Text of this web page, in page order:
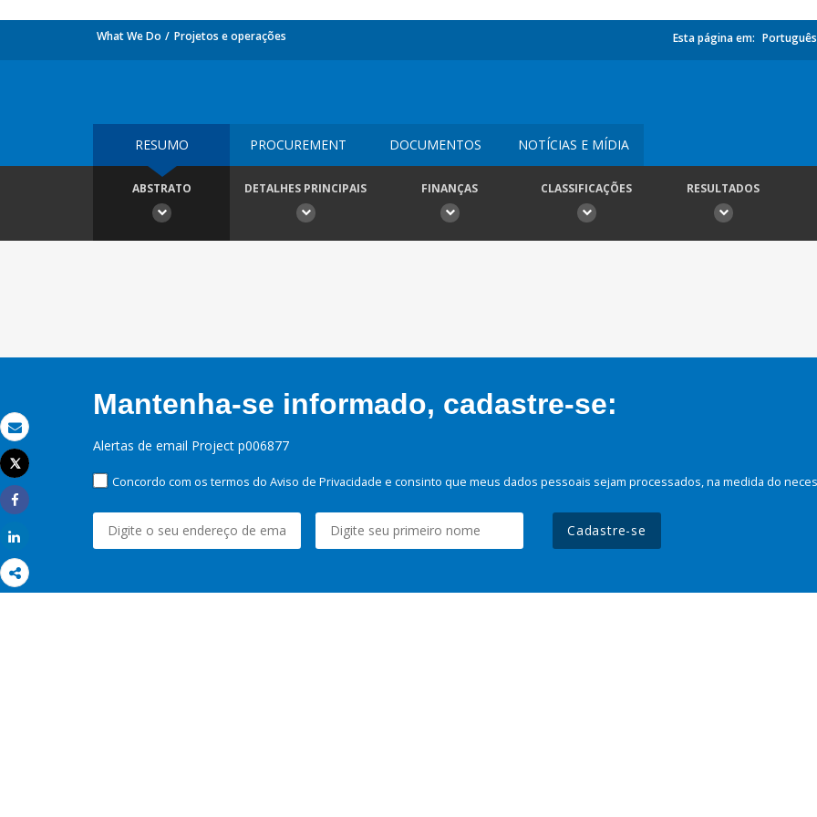
Email
Imprimir
Tweet
Share
What We Do Projetos e operações Esta página em: Português
RESUMO PROCUREMENT DOCUMENTOS NOTÍCIAS E MÍDIA
ABSTRATO DETALHES PRINCIPAIS FINANÇAS CLASSIFICAÇÕES RESULTADOS
Mantenha-se informado, cadastre-se:
Alertas de email Project p006877
Concordo com os termos do Aviso de Privacidade e consinto que meus dados pessoais sejam processados, na medida do
Cadastre-se